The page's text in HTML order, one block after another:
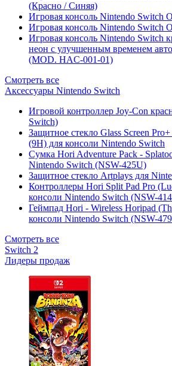
(Красно / Синяя)
Игровая консоль Nintendo Switch
Игровая консоль Nintendo Switch
Игровая консоль Nintendo Switch
неон с улучшенным временем
(MOD. HAC-001-01)
Смотреть все
Аксессуары Nintendo Switch
Игровой контроллер Joy-Con
Switch)
Защитное стекло Glass Screen
(9H) для консоли Nintendo Switch
Сумка Hori Adventure Pack -
Nintendo Switch (NSW-425U)
Защитное стекло Artplays для
Контроллеры Hori Split Pad Pro
консоли Nintendo Switch (NSW-
Геймпад Hori - Wireless Horipad
консоли Nintendo Switch (NSW-
Смотреть все
Switch 2
Лидеры продаж